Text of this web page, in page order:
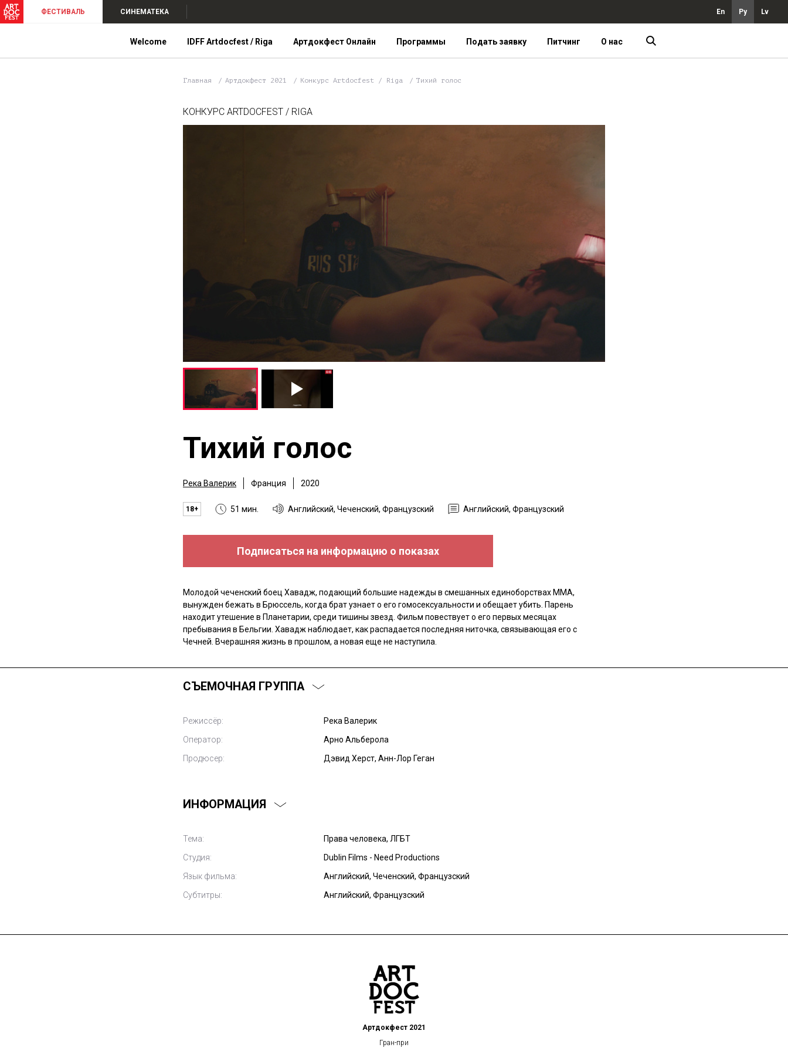
ФЕСТИВАЛЬ СИНЕМАТЕКА En Ру Lv
Welcome IDFF Artdocfest / Riga Артдокфест Онлайн Программы Подать заявку Питчинг О нас
Главная Артдокфест 2021 Конкурс Artdocfest / Riga Тихий голос
КОНКУРС ARTDOCFEST / RIGA
Тихий голос
Река Валерик Франция 2020
18+ 51 мин. Английский, Чеченский, Французский Английский, Французский
Подписаться на информацию о показах
Молодой чеченский боец Хавадж, подающий большие надежды в смешанных единоборствах ММА,
вынужден бежать в Брюссель, когда брат узнает о его гомосексуальности и обещает убить. Парень
находит утешение в Планетарии, среди тишины звезд. Фильм повествует о его первых месяцах
пребывания в Бельгии. Хавадж наблюдает, как распадается последняя ниточка, связывающая его с
Чечней. Вчерашняя жизнь в прошлом, а новая еще не наступила.
СЪЕМОЧНАЯ ГРУППА
Режиссёр:
Река Валерик
Оператор:
Арно Альберола
Продюсер:
Дэвид Херст, Анн-Лор Геган
ИНФОРМАЦИЯ
Тема:
Права человека, ЛГБТ
Студия:
Dublin Films - Need Productions
Язык фильма:
Английский, Чеченский, Французский
Субтитры:
Английский, Французский
Артдокфест 2021
Гран-при